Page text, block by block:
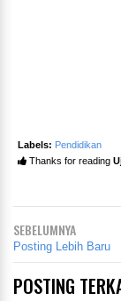
Labels: Pendidikan
Thanks for reading
SEBELUMNYA
Posting Lebih Baru
POSTING